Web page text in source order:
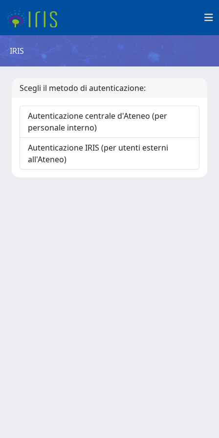
IRIS
Scegli il metodo di autenticazione:
Autenticazione centrale d'Ateneo (per
personale interno)
Autenticazione IRIS (per utenti esterni
all'Ateneo)